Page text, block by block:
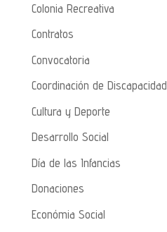
Colonia Recreativa
Contratos
Convocatoria
Coordinación de Discapacidad
Cultura y Deporte
Desarrollo Social
Día de las Infancias
Donaciones
Económia Social